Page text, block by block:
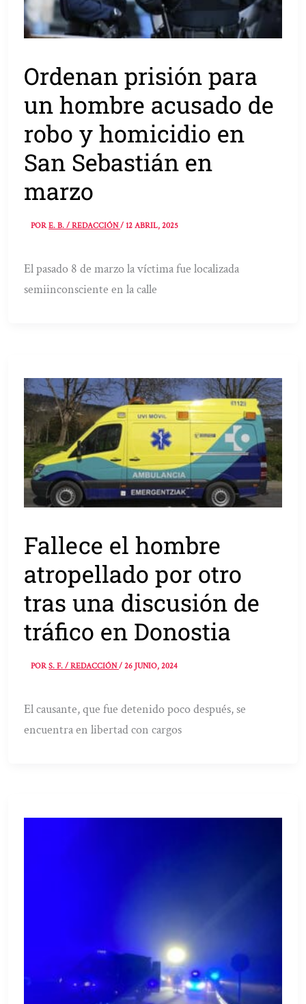
Ordenan prisión para
un hombre acusado de
robo y homicidio en
San Sebastián en
marzo
PORE. B. / REDACCIÓN/12 ABRIL, 2025
El pasado 8 de marzo la víctima fue localizada
semiinconsciente en la calle
Fallece el hombre
atropellado por otro
tras una discusión de
tráfico en Donostia
PORS. F. / REDACCIÓN/26 JUNIO, 2024
El causante, que fue detenido poco después, se
encuentra en libertad con cargos